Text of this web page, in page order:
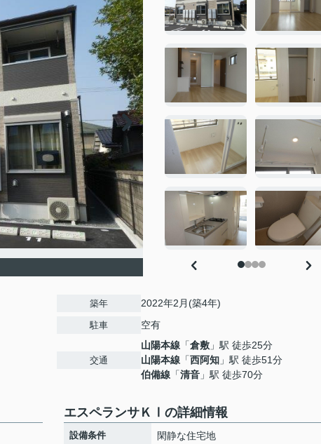
築年 2022年2月(築4年)
駐車 空有
交通
山陽本線 「倉敷 」駅 徒歩25分
山陽本線 「西阿知 」駅 徒歩51分
伯備線 「清音 」駅 徒歩70分
エスペランサＫⅠの詳細情報
設備条件
閑静な住宅地